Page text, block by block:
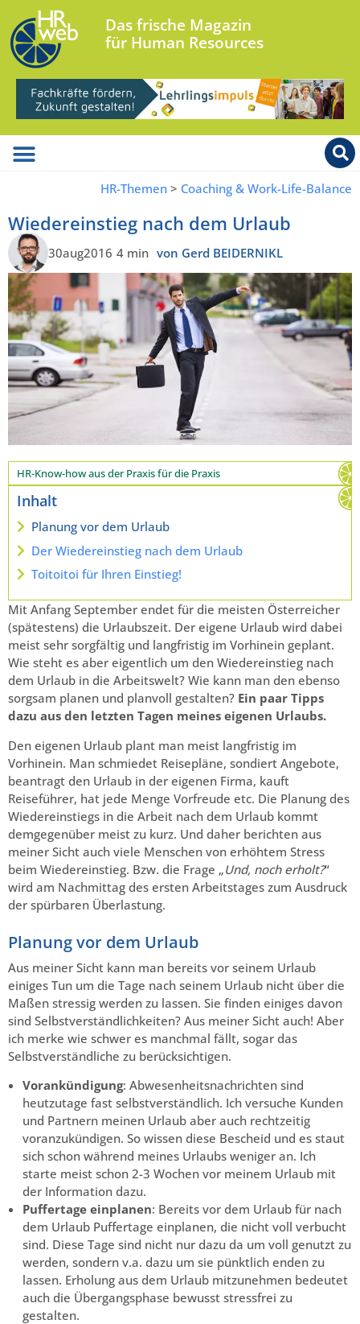
Das frische Magazin
für Human Resources
HR-Themen > Coaching & Work-Life-Balance
Wiedereinstieg nach dem Urlaub
30aug2016 4 min von Gerd BEIDERNIKL
HR-Know-how aus der Praxis für die Praxis
Inhalt
Planung vor dem Urlaub
Der Wiedereinstieg nach dem Urlaub
Toitoitoi für Ihren Einstieg!
Mit Anfang September endet für die meisten Österreicher
(spätestens) die Urlaubszeit. Der eigene Urlaub wird dabei
meist sehr sorgfältig und langfristig im Vorhinein geplant.
Wie steht es aber eigentlich um den Wiedereinstieg nach
dem Urlaub in die Arbeitswelt? Wie kann man den ebenso
sorgsam planen und planvoll gestalten? Ein paar Tipps
dazu aus den letzten Tagen meines eigenen Urlaubs.
Den eigenen Urlaub plant man meist langfristig im
Vorhinein. Man schmiedet Reisepläne, sondiert Angebote,
beantragt den Urlaub in der eigenen Firma, kauft
Reiseführer, hat jede Menge Vorfreude etc. Die Planung des
Wiedereinstiegs in die Arbeit nach dem Urlaub kommt
demgegenüber meist zu kurz. Und daher berichten aus
meiner Sicht auch viele Menschen von erhöhtem Stress
beim Wiedereinstieg. Bzw. die Frage „Und, noch erholt?“
wird am Nachmittag des ersten Arbeitstages zum Ausdruck
der spürbaren Überlastung.
Planung vor dem Urlaub
Aus meiner Sicht kann man bereits vor seinem Urlaub
einiges Tun um die Tage nach seinem Urlaub nicht über die
Maßen stressig werden zu lassen. Sie finden einiges davon
sind Selbstverständlichkeiten? Aus meiner Sicht auch! Aber
ich merke wie schwer es manchmal fällt, sogar das
Selbstverständliche zu berücksichtigen.
Vorankündigung: Abwesenheitsnachrichten sind
heutzutage fast selbstverständlich. Ich versuche Kunden
und Partnern meinen Urlaub aber auch rechtzeitig
voranzukündigen. So wissen diese Bescheid und es staut
sich schon während meines Urlaubs weniger an. Ich
starte meist schon 2-3 Wochen vor meinem Urlaub mit
der Information dazu.
Puffertage einplanen: Bereits vor dem Urlaub für nach
dem Urlaub Puffertage einplanen, die nicht voll verbucht
sind. Diese Tage sind nicht nur dazu da um voll genutzt zu
werden, sondern v.a. dazu um sie pünktlich enden zu
lassen. Erholung aus dem Urlaub mitzunehmen bedeutet
auch die Übergangsphase bewusst stressfrei zu
gestalten.